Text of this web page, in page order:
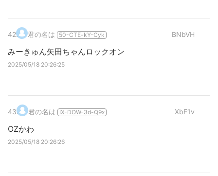
42. 君の名は 50-CTE-kY-Cyk BNbVH
みーきゅん矢田ちゃんロックオン
2025/05/18 20:26:25
43. 君の名は IX-DOW-3d-Q9x XbF1v
OZかわ
2025/05/18 20:26:26